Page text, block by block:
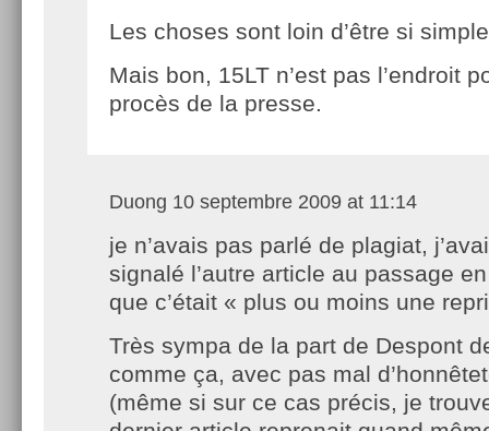
Les choses sont loin d’être si
Mais bon, 15LT n’est pas l’endroit
procès de la presse.
Duong 10 septembre 2009 at 11:14
je n’avais pas parlé de plagiat,
signalé l’autre article au passage
que c’était « plus ou moins une
Très sympa de la part de Despont
comme ça, avec pas mal
(même si sur ce cas précis, je